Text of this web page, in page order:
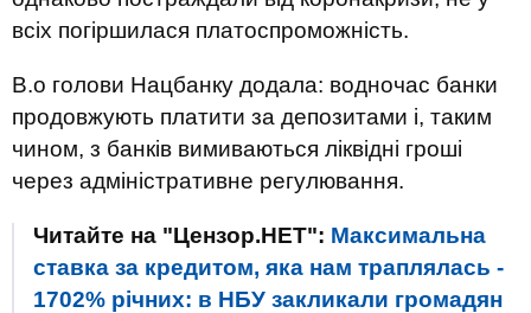
всіх погіршилася платоспроможність.
В.о голови Нацбанку додала: водночас банки
продовжують платити за депозитами і, таким
чином, з банків вимиваються ліквідні гроші
через адміністративне регулювання.
Читайте на "Цензор.НЕТ": Максимальна
ставка за кредитом, яка нам траплялась -
1702% річних: в НБУ закликали громадян